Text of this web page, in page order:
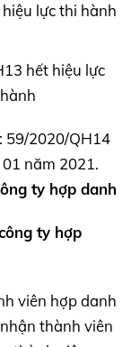
lực thi hành
hết hiệu lực
59/2020/QH14
năm 2021.
ty hợp danh
ty hợp
viên hợp danh
thành viên